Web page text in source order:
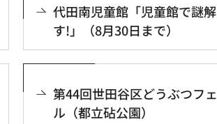
代田南児童館「児童館で謎
す!」（8月30日まで）
第44回世田谷区どうぶつフ
ル（都立砧公園）